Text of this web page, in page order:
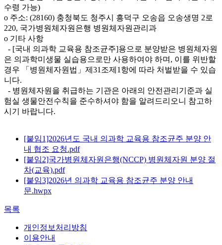
수령 가능)
o 주소: (28160) 충청북도 청주시 흥덕구 오송읍 오송생명 2로
220, 국가병원체자원은행 병원체자원관리과
o 기타 사항
- [국내 의과학 교육용 참조균주]용으로 분양받은 병원체자원
은 의과학미생물 실습용으로만 사용하여야 하며, 이를 위반할
경우 「병원체자원법」제31조제1항에 따라 처벌받을 수 있습
니다.
- 병원체자원을 취급하는 기관은 아래의 안전관리기준과 실
험실 생물안전수칙을 준수하셔야 함을 알려드리오니 참고하
시기 바랍니다.
[붙임1]2026년도 국내 의과학 교육용 참조균주 분양 안
내 협조 요청.pdf
[붙임2]국가병원체자원은행(NCCP) 병원체자원 분양 절
차(교육).pdf
[붙임3]2026년 의과학 교육용 참조균주 분양 안내
문.hwpx
목록
개인정보처리방침
이용안내